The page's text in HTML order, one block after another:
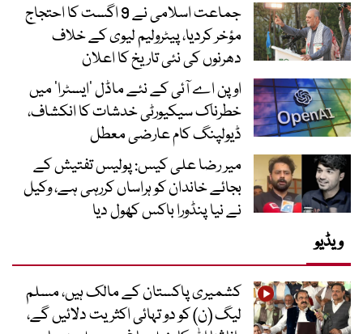
جماعت اسلامی نے 9 اگست کا احتجاج
مؤخر کردیا، پیٹرولیم لیوی کے خلاف
دھرنوں کی نئی تاریخ کا اعلان
اوپن اے آئی کے نئے ماڈل ’ایسٹرا‘ میں
خطرناک سیکیورٹی خدشات کا انکشاف،
ڈیولپنگ کام عارضی معطل
میر رضا علی کیس: پولیس تفتیش کے
بجائے خاندان کو ہراساں کررہی ہے، وکیل
نے نیا پنڈورا باکس کھول دیا
ویڈیو
کشمیری پاکستان کے مالک ہیں، مسلم
لیگ (ن) کو دو تہائی اکثریت دلائیں گے،